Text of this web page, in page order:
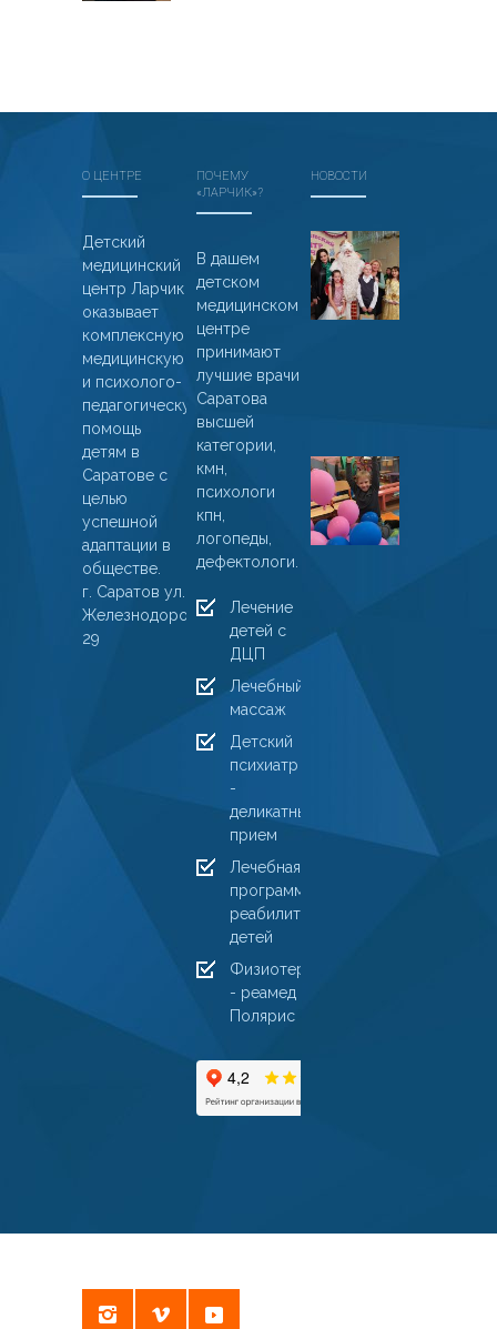
О ЦЕНТРЕ
Детский
медицинский
центр Ларчик
оказывает
комплексную
медицинскую
и психолого-
педагогическую
помощь
детям в
Саратове с
целью
успешной
адаптации в
обществе.
г. Саратов ул.
Железнодорожная,
29
ПОЧЕМУ
«ЛАРЧИК»?
В дашем
детском
медицинском
центре
принимают
лучшие врачи
Саратова
высшей
категории,
кмн,
психологи
кпн,
логопеды,
дефектологи.
Лечение
детей с
ДЦП
Лечебный
массаж
Детский
психиатр
-
деликатный
прием
Лечебная
программа
реабилитации
детей
Физиотерапия
- реамед
Полярис
НОВОСТИ